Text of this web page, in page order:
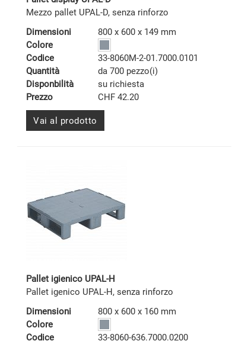
Mezzo pallet UPAL-D, senza rinforzo
Dimensioni
800 x 600 x 149 mm
Colore
Codice
33-8060M-2-01.7000.0101
Quantità
da 700 pezzo(i)
Disponbilità
su richiesta
Prezzo
CHF 42.20
Vai al prodotto
Pallet igienico UPAL-H
Pallet igenico UPAL-H, senza rinforzo
Dimensioni
800 x 600 x 160 mm
Colore
Codice
33-8060-636.7000.0200